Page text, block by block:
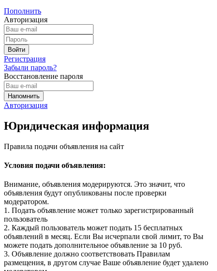
Пополнить
Авторизация
Регистрация
Забыли пароль?
Восстановление пароля
Авторизация
Юридическая информация
Правила подачи объявления на сайт
Условия подачи объявления:
Внимание, объявления модерируются. Это значит, что
объявления будут опубликованы после проверки
модератором.
1. Подать объявление может только зарегистрированный
пользователь
2. Каждый пользователь может подать 15 бесплатных
объявлений в месяц. Если Вы исчерпали свой лимит, то Вы
можете подать дополнительное объявление за 10 руб.
3. Объявление должно соответствовать Правилам
размещения, в другом случае Ваше объявление будет удалено